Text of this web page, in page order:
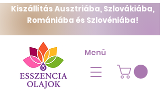
Kiszállítás Ausztriába, Szlovákiába,
Romániába és Szlovéniába!
Menü